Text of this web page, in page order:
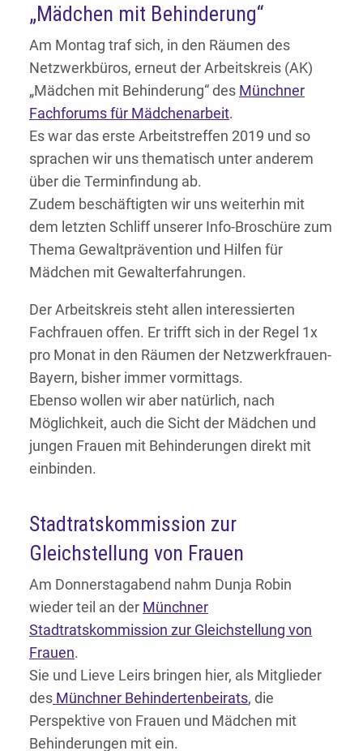
„Mädchen mit Behinderung“
Am Montag traf sich, in den Räumen des
Netzwerkbüros, erneut der Arbeitskreis (AK)
„Mädchen mit Behinderung“ des Münchner
Fachforums für Mädchenarbeit.
Es war das erste Arbeitstreffen 2019 und so
sprachen wir uns thematisch unter anderem
über die Terminfindung ab.
Zudem beschäftigten wir uns weiterhin mit
dem letzten Schliff unserer Info-Broschüre zum
Thema Gewaltprävention und Hilfen für
Mädchen mit Gewalterfahrungen.
Der Arbeitskreis steht allen interessierten
Fachfrauen offen. Er trifft sich in der Regel 1x
pro Monat in den Räumen der Netzwerkfrauen-
Bayern, bisher immer vormittags.
Ebenso wollen wir aber natürlich, nach
Möglichkeit, auch die Sicht der Mädchen und
jungen Frauen mit Behinderungen direkt mit
einbinden.
Stadtratskommission zur
Gleichstellung von Frauen
Am Donnerstagabend nahm Dunja Robin
wieder teil an der Münchner
Stadtratskommission zur Gleichstellung von
Frauen.
Sie und Lieve Leirs bringen hier, als Mitglieder
des Münchner Behindertenbeirats, die
Perspektive von Frauen und Mädchen mit
Behinderungen mit ein.